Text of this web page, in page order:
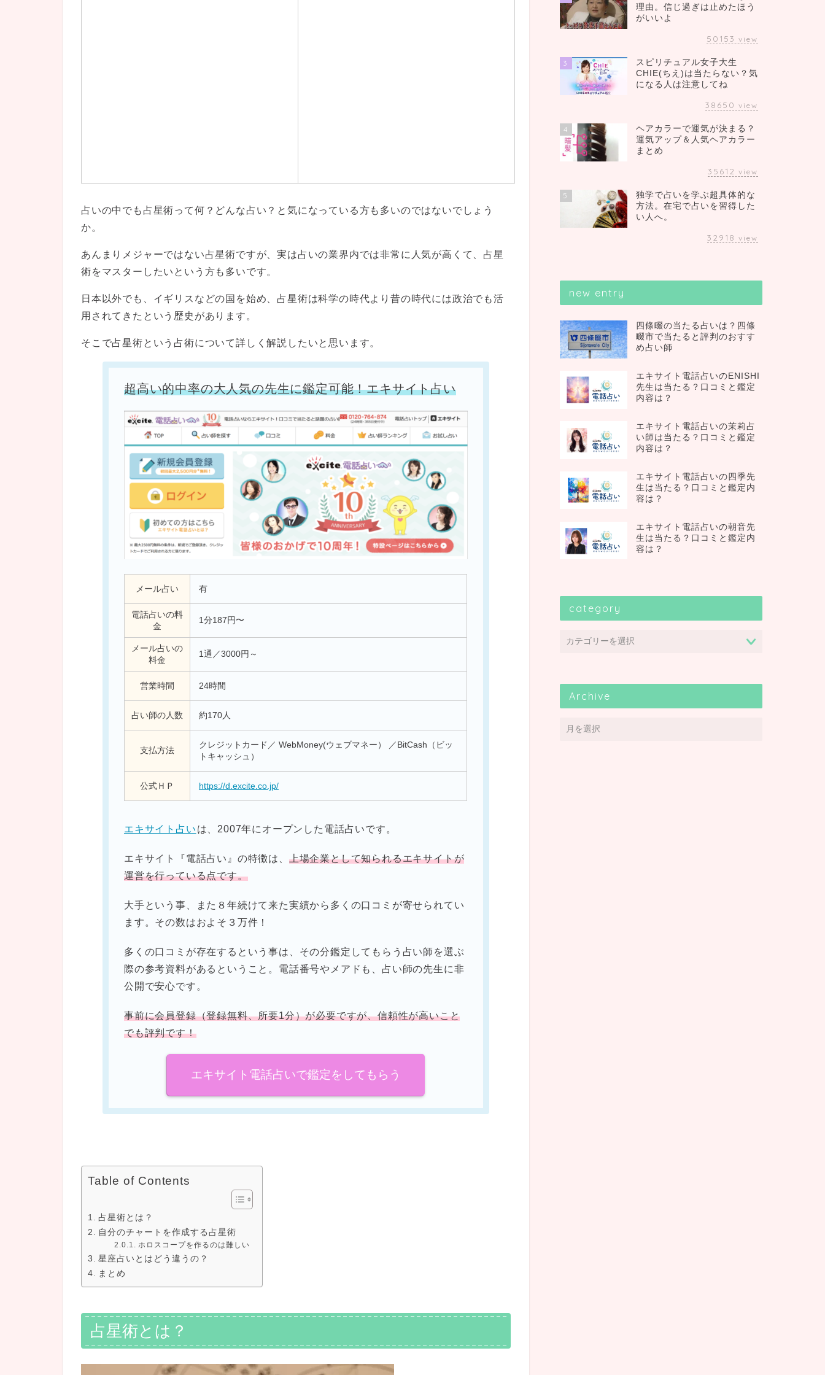
占いの中でも占星術って何？どんな占い？と気になっている方も多いのではないでしょう
か。
あんまりメジャーではない占星術ですが、実は占いの業界内では非常に人気が高くて、占星
術をマスターしたいという方も多いです。
日本以外でも、イギリスなどの国を始め、占星術は科学の時代より昔の時代には政治でも活
用されてきたという歴史があります。
そこで占星術という占術について詳しく解説したいと思います。
超高い的中率の大人気の先生に鑑定可能！エキサイト占い
メール占い 有
電話占いの料
金
1分187円〜
メール占いの
料金
1通／3000円～
営業時間 24時間
占い師の人数 約170人
支払方法
クレジットカード／ WebMoney(ウェブマネー） ／BitCash（ビッ
トキャッシュ）
公式ＨＰ https://d.excite.co.jp/
エキサイト占い は、2007年にオープンした電話占いです。
エキサイト『電話占い』の特徴は、 上場企業として知られるエキサイトが
運営を行っている点です。
大手という事、また８年続けて来た実績から多くの口コミが寄せられてい
ます。その数はおよそ３万件！
多くの口コミが存在するという事は、その分鑑定してもらう占い師を選ぶ
際の参考資料があるということ。電話番号やメアドも、占い師の先生に非
公開で安心です。
事前に会員登録（登録無料、所要1分）が必要ですが、信頼性が高いこと
でも評判です！
エキサイト電話占いで鑑定をしてもらう
Table of Contents
占星術とは？
自分のチャートを作成する占星術
ホロスコープを作るのは難しい
星座占いとはどう違うの？
まとめ
占星術とは？
理由。信じ過ぎは止めたほう
がいいよ
50153 view
3
スピリチュアル女子大生
CHIE(ちえ)は当たらない？気
になる人は注意してね
38650 view
4
ヘアカラーで運気が決まる？
運気アップ＆人気ヘアカラー
まとめ
35612 view
5
独学で占いを学ぶ超具体的な
方法。在宅で占いを習得した
い人へ。
32918 view
new entry
四條畷の当たる占いは？四條
畷市で当たると評判のおすす
め占い師
エキサイト電話占いのENISHI
先生は当たる？口コミと鑑定
内容は？
エキサイト電話占いの茉莉占
い師は当たる？口コミと鑑定
内容は？
エキサイト電話占いの四季先
生は当たる？口コミと鑑定内
容は？
エキサイト電話占いの朝音先
生は当たる？口コミと鑑定内
容は？
category
Archive